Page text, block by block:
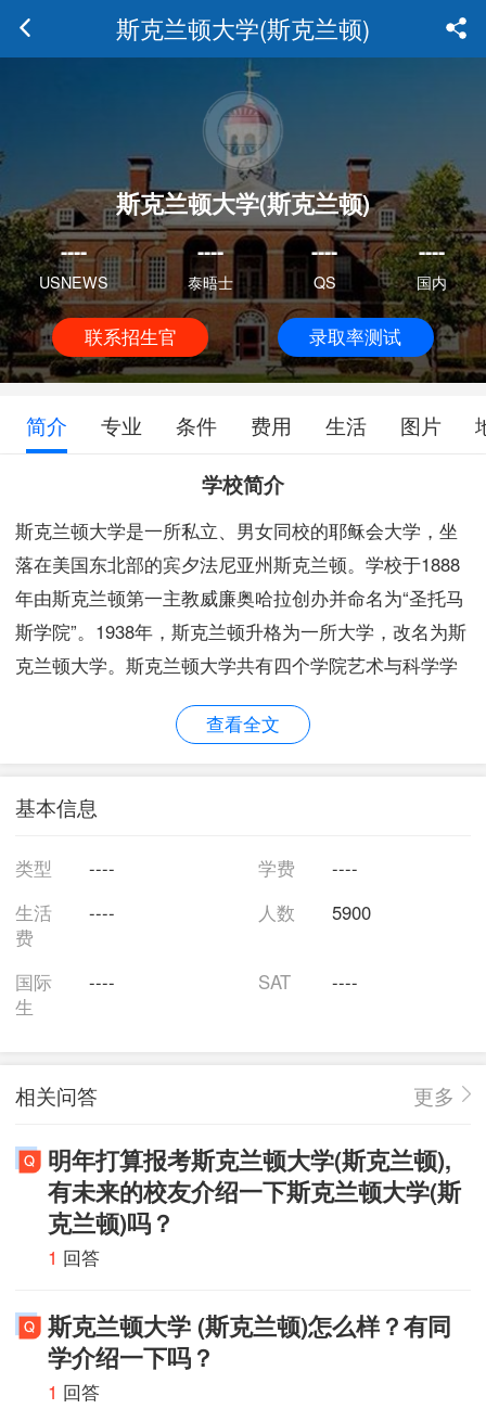
斯克兰顿大学(斯克兰顿)
斯克兰顿大学(斯克兰顿)
----
USNEWS
----
泰晤士
----
QS
----
国内
联系招生官 录取率测试
简介 专业 条件 费用 生活 图片
学校简介
斯克兰顿大学是一所私立、男女同校的耶稣会大学，坐
落在美国东北部的宾夕法尼亚州斯克兰顿。学校于1888
年由斯克兰顿第一主教威廉奥哈拉创办并命名为“圣托马
斯学院”。1938年，斯克兰顿升格为一所大学，改名为斯
克兰顿大学。斯克兰顿大学共有四个学院艺术与科学学
院、卡尼亚管理学院、帕鲁斯卡专业进修学院和研究生
及继续教育学院。斯克兰顿大学可授予本科、硕士和博
化、细胞与分子生物学、生物学、生物物理、商务管
算机信息系统、计算机科学、经济学、电气工程、英
语、环境科学、运动科学、金融、法医化学、西班牙研
究、历史、…
查看全文
基本信息
类型 ---- 学费
----
生活
费
---- 人数 5900
国际
生
---- SAT ----
相关问答 更多
明年打算报考斯克兰顿大学(斯克兰顿),
有未来的校友介绍一下斯克兰顿大学(斯
克兰顿)吗？
1 回答
斯克兰顿大学 (斯克兰顿)怎么样？有同
学介绍一下吗？
1 回答